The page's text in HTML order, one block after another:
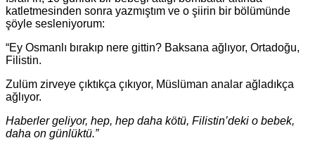
katletmesinden sonra yazmıştım ve o şiirin bir bölümünde
şöyle sesleniyorum:
“Ey Osmanlı bırakıp nere gittin? Baksana ağlıyor, Ortadoğu,
Filistin.
Zulüm zirveye çıktıkça çıkıyor, Müslüman analar ağladıkça
ağlıyor.
Haberler geliyor, hep, hep daha kötü, Filistin’deki o bebek,
daha on günlüktü.”